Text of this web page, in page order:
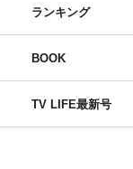
ランキング
BOOK
TV LIFE最新号